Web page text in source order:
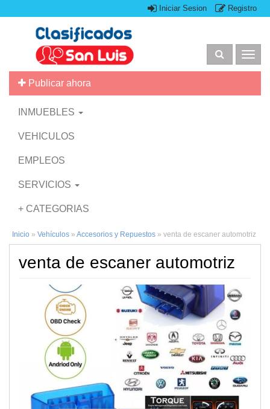
Iniciar Sesion Registro
Publicar ahora
INMUEBLES
VEHICULOS
EMPLEOS
SERVICIOS
+ CATEGORIAS
Inicio » Vehículos » Accesorios y Repuestos » venta de escaner automotriz
venta de escaner automotriz